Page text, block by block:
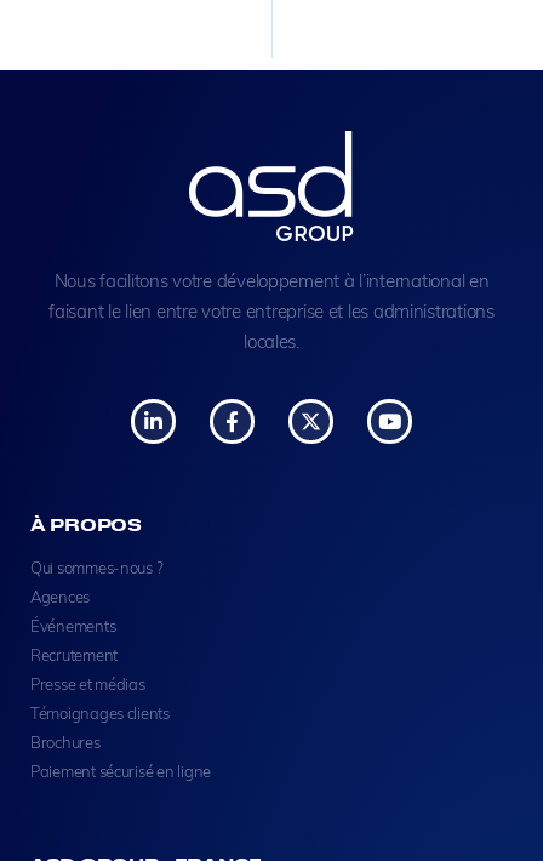
Nous facilitons votre développement à l’international en
faisant le lien entre votre entreprise et les administrations
locales.
À PROPOS
Qui sommes-nous ?
Agences
Événements
Recrutement
Presse et médias
Témoignages clients
Brochures
Paiement sécurisé en ligne